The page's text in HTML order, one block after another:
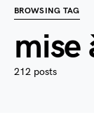
BROWSING TAG
mise
212 posts